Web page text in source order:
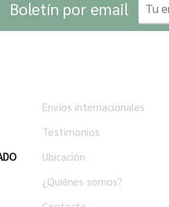
Boletín por email
Envíos internacionales
Testimonios
Ubicación
¿Quiénes somos?